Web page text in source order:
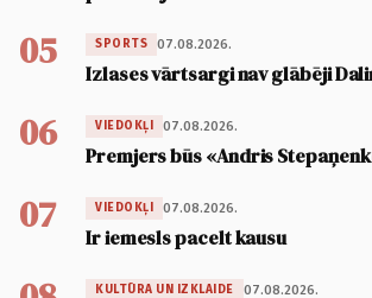
05 SPORTS 07.08.2026.
Izlases vārtsargi nav glābēji
06 VIEDOKĻI 07.08.2026.
Premjers būs «Andris
07 VIEDOKĻI 07.08.2026.
Ir iemesls pacelt kausu
KULTŪRA UN IZKLAIDE 07.08.2026.